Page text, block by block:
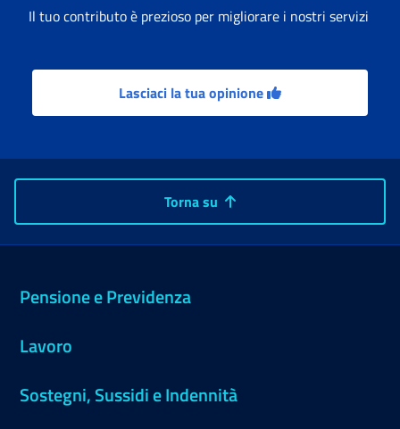
Il tuo contributo è prezioso per migliorare i nostri servizi
Lasciaci la tua opinione
Torna su
Pensione e Previdenza
Lavoro
Sostegni, Sussidi e Indennità